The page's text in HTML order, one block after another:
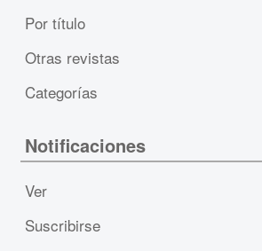
Por título
Otras revistas
Categorías
Notificaciones
Ver
Suscribirse